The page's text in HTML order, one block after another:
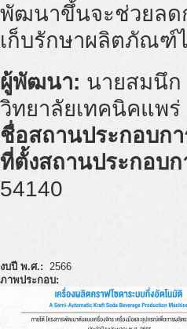
พัฒนาขึ้นจะช่วยลด
เก็บรักษาผลิตภัณฑ์
ผู้พัฒนา: นายสมนึก
วิทยาลัยเทคนิคแพร่
ชื่อสถานประกอบกา
ที่ตั้งสถานประกอบก
54140
งบปี พ.ศ.: 2566
ภาพประกอบ: